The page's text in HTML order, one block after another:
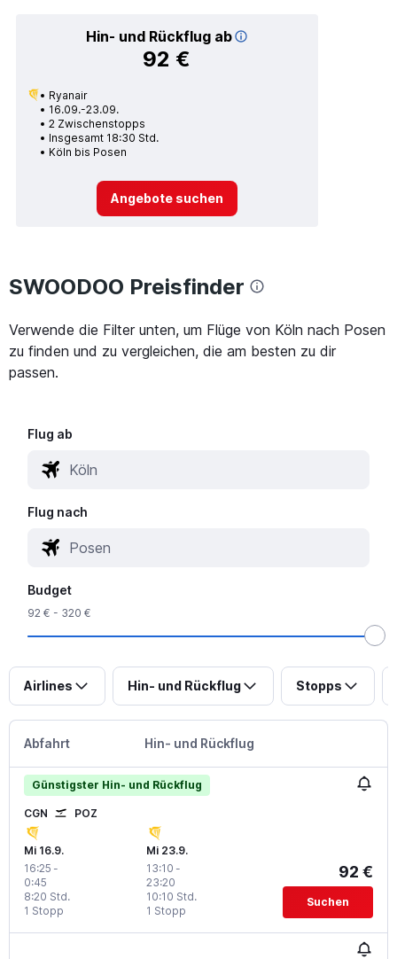
Hin- und Rückflug ab
92 €
Ryanair
16.09.-23.09.
2 Zwischenstopps
Insgesamt 18:30 Std.
Köln bis Posen
Angebote suchen
SWOODOO Preisfinder
Verwende die Filter unten, um Flüge von Köln nach Posen
zu finden und zu vergleichen, die am besten zu dir
passen.
Flug ab
Flug nach
Budget
92 € - 320 €
Airlines Hin- und Rückflug Stopps
Abfahrt Hin- und Rückflug
Günstigster Hin- und Rückflug
CGN POZ
Mi 16.9.
16:25 -
0:45
1 Stopp
8:20 Std.
Mi 23.9.
13:10 -
23:20
1 Stopp
10:10 Std.
92 €
Suchen